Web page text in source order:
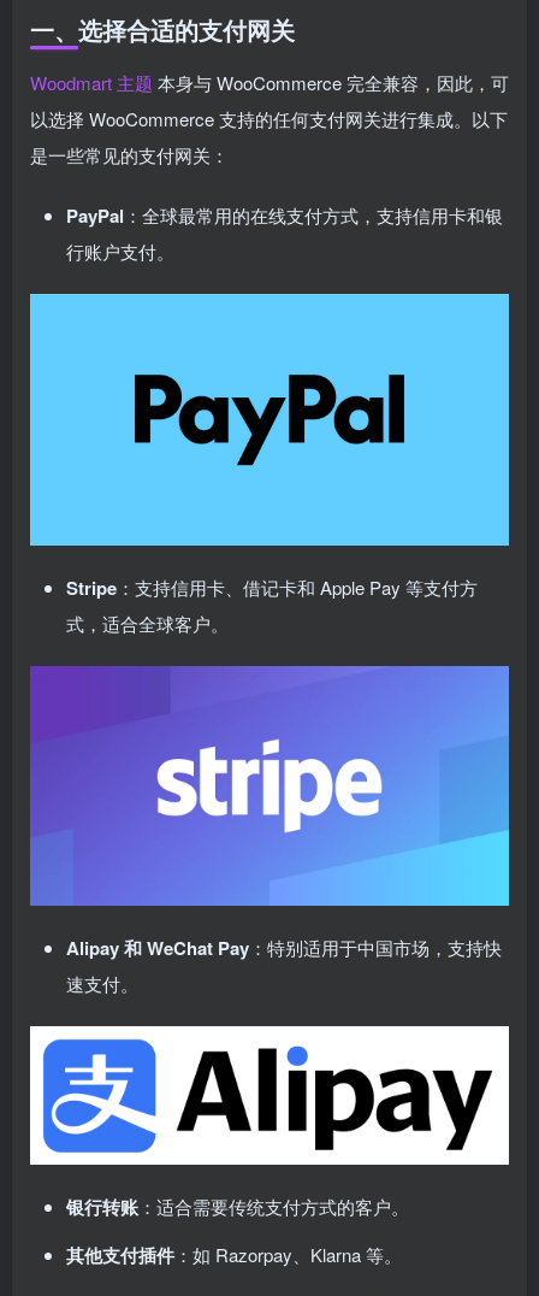
一、选择合适的支付网关
Woodmart 主题 本身与 WooCommerce 完全兼容，因此，可
以选择 WooCommerce 支持的任何支付网关进行集成。以下
是一些常见的支付网关：
PayPal ：全球最常用的在线支付方式，支持信用卡和银
行账户支付。
Stripe ：支持信用卡、借记卡和 Apple Pay 等支付方
式，适合全球客户。
Alipay 和 WeChat Pay ：特别适用于中国市场，支持快
速支付。
银行转账 ：适合需要传统支付方式的客户。
其他支付插件 ：如 Razorpay、Klarna 等。